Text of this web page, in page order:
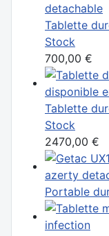
Tablette
Stock
700,00 €
Tablette
Stock
2470,00 €
Portable